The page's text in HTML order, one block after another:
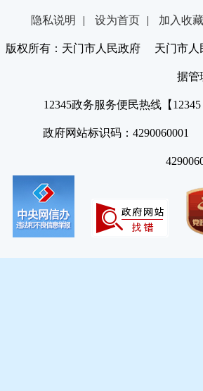
隐私说明 | 设为首页 | 加入收藏
版权所有：天门市人民政府 天门市
据管
12345政务服务便民热线【
政府网站标识码：